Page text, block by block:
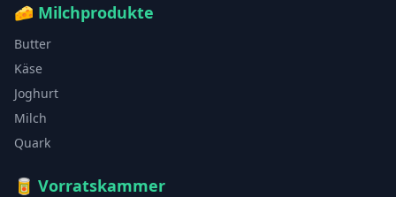
🧀 Milchprodukte
Butter
Käse
Joghurt
Milch
Quark
🥫 Vorratskammer